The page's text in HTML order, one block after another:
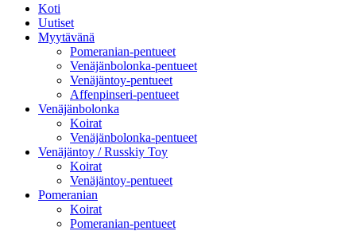
Koti
Uutiset
Myytävänä
Pomeranian-pentueet
Venäjänbolonka-pentueet
Venäjäntoy-pentueet
Affenpinseri-pentueet
Venäjänbolonka
Koirat
Venäjänbolonka-pentueet
Venäjäntoy / Russkiy Toy
Koirat
Venäjäntoy-pentueet
Pomeranian
Koirat
Pomeranian-pentueet